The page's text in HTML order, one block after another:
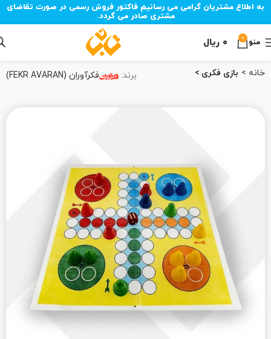
به اطلاع مشتریان گرامی می رسانیم فاکتور فروش رسمی در صورت تقاضای
مشتری صادر می گردد.
منو 0 ۰ ریال
خانه بازی فکری برند: فکرآوران (FEKR AVARAN)